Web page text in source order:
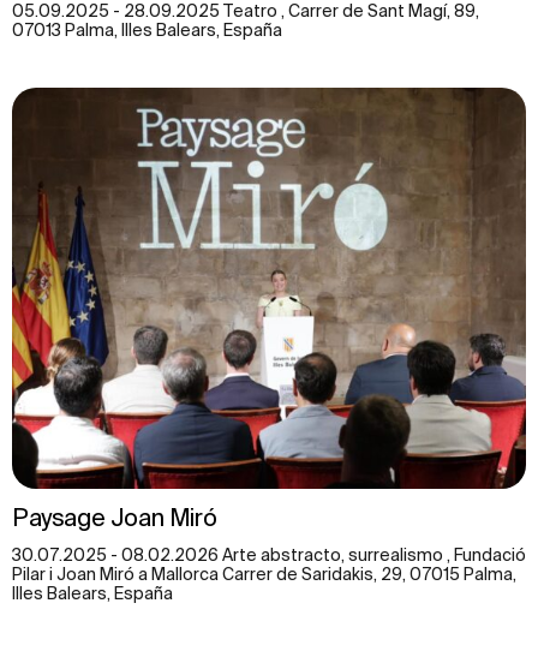
05.09.2025 - 28.09.2025 Teatro , Carrer de Sant Magí, 89,
07013 Palma, Illes Balears, España
Paysage Joan Miró
30.07.2025 - 08.02.2026 Arte abstracto, surrealismo , Fundació
Pilar i Joan Miró a Mallorca Carrer de Saridakis, 29, 07015 Palma,
Illes Balears, España